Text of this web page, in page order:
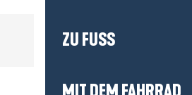
ZU FUSS